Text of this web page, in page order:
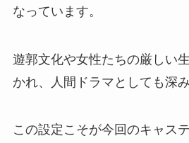
なっています。
遊郭文化や女性たちの厳しい
かれ、人間ドラマとしても深
この設定こそが今回のキャス